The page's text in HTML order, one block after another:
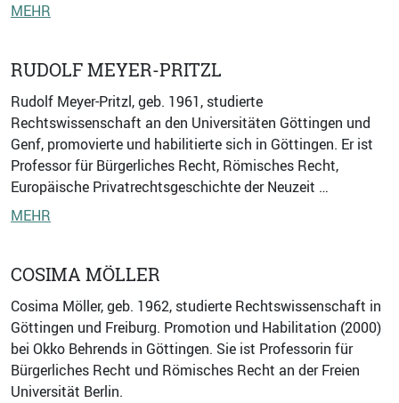
MEHR
RUDOLF MEYER-PRITZL
Rudolf Meyer-Pritzl, geb. 1961, studierte
Rechtswissenschaft an den Universitäten Göttingen und
Genf, promovierte und habilitierte sich in Göttingen. Er ist
Professor für Bürgerliches Recht, Römisches Recht,
Europäische Privatrechtsgeschichte der Neuzeit …
MEHR
COSIMA MÖLLER
Cosima Möller, geb. 1962, studierte Rechtswissenschaft in
Göttingen und Freiburg. Promotion und Habilitation (2000)
bei Okko Behrends in Göttingen. Sie ist Professorin für
Bürgerliches Recht und Römisches Recht an der Freien
Universität Berlin.